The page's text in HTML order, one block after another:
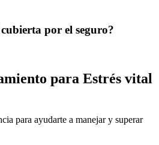
por el seguro?
para Estrés vital
para ayudarte a manejar y superar